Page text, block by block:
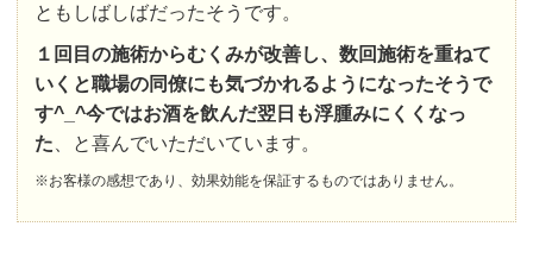
ともしばしばだったそうです。
１回目の施術からむくみが改善し、数回施術を重ねて
いくと職場の同僚にも気づかれるようになったそうで
す^_^今ではお酒を飲んだ翌日も浮腫みにくくなっ
た 、と喜んでいただいています。
※お客様の感想であり、効果効能を保証するものではありません。